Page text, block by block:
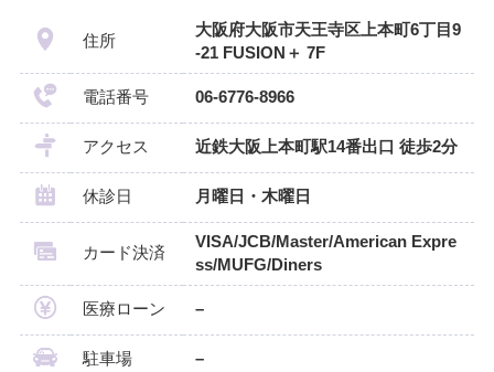
住所
大阪府大阪市天王寺区上本町6丁目9
-21 FUSION＋ 7F
電話番号 06-6776-8966
アクセス 近鉄大阪上本町駅14番出口 徒歩2分
休診日 月曜日・木曜日
カード決済
VISA/JCB/Master/American Expre
ss/MUFG/Diners
医療ローン –
駐車場 –